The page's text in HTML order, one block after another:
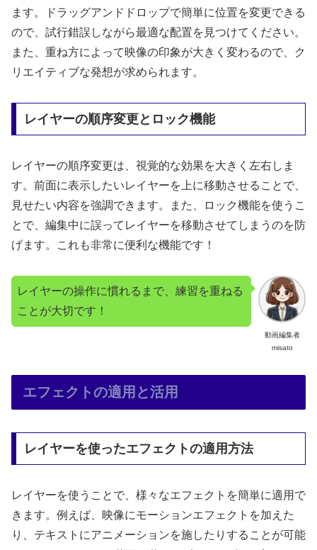
ます。ドラッグアンドドロップで簡単に位置を変更できる
ので、試行錯誤しながら最適な配置を見つけてください。
また、重ね方によって映像の印象が大きく変わるので、ク
リエイティブな発想が求められます。
レイヤーの順序変更とロック機能
レイヤーの順序変更は、視覚的な効果を大きく左右しま
す。前面に表示したいレイヤーを上に移動させることで、
見せたい内容を強調できます。また、ロック機能を使うこ
とで、編集中に誤ってレイヤーを移動させてしまうのを防
げます。これも非常に便利な機能です！
動画編集者
misato
レイヤーの操作に慣れるまで、練習を重ねる
ことが大切です！
エフェクトの適用と活用
レイヤーを使ったエフェクトの適用方法
レイヤーを使うことで、様々なエフェクトを簡単に適用で
きます。例えば、映像にモーションエフェクトを加えた
り、テキストにアニメーションを施したりすることが可能